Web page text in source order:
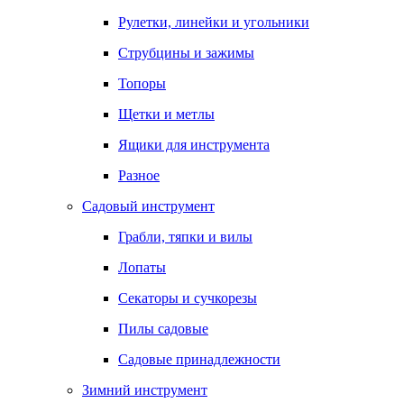
Рулетки, линейки и угольники
Струбцины и зажимы
Топоры
Щетки и метлы
Ящики для инструмента
Разное
Садовый инструмент
Грабли, тяпки и вилы
Лопаты
Секаторы и сучкорезы
Пилы садовые
Садовые принадлежности
Зимний инструмент